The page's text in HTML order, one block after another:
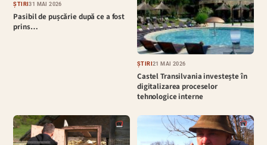
ȘTIRI31 MAI 2026
Pasibil de pușcărie după ce a fost
prins…
ȘTIRI21 MAI 2026
Castel Transilvania investește în
digitalizarea proceselor
tehnologice interne